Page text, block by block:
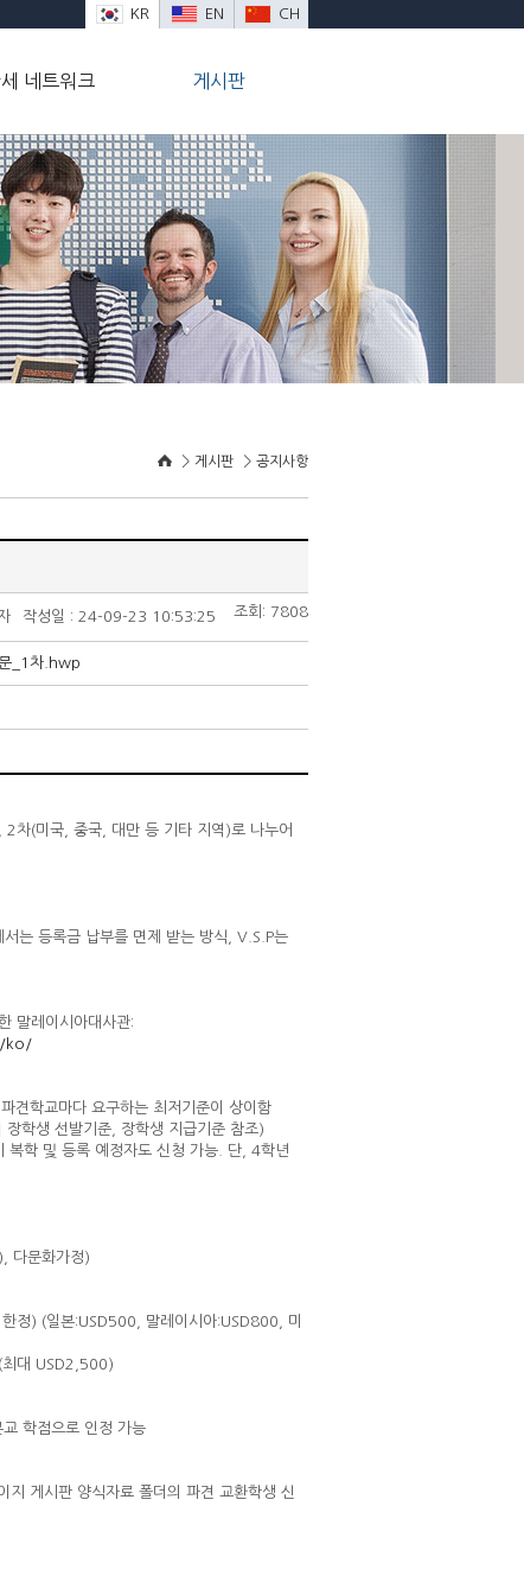
KR EN CH
네트워크 게시판
> 게시판 > 공지사항
조회: 7808
작성일 : 24-09-23 10:53:25
_1차.hwp
차(미국, 중국, 대만 등 기타 지역)로 나누어
는 등록금 납부를 면제 받는 방식, V.S.P는
레이시아대사관:
ko/
학교마다 요구하는 최저기준이 상이함
학생 선발기준, 장학생 지급기준 참조)
학 및 등록 예정자도 신청 가능. 단, 4학년
문화가정)
정) (일본:USD500, 말레이시아:USD800, 미
최대 USD2,500)
학점으로 인정 가능
게시판 양식자료 폴더의 파견 교환학생 신